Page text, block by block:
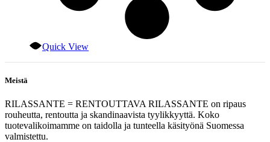
Quick View
Meistä
RILASSANTE = RENTOUTTAVA RILASSANTE on ripaus
rouheutta, rentoutta ja skandinaavista tyylikkyyttä. Koko
tuotevalikoimamme on taidolla ja tunteella käsityönä Suomessa
valmistettu.